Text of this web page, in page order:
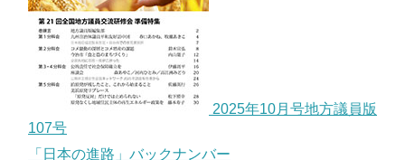
2025年10月号地方議員版
107号
「日本の進路」バックナンバー